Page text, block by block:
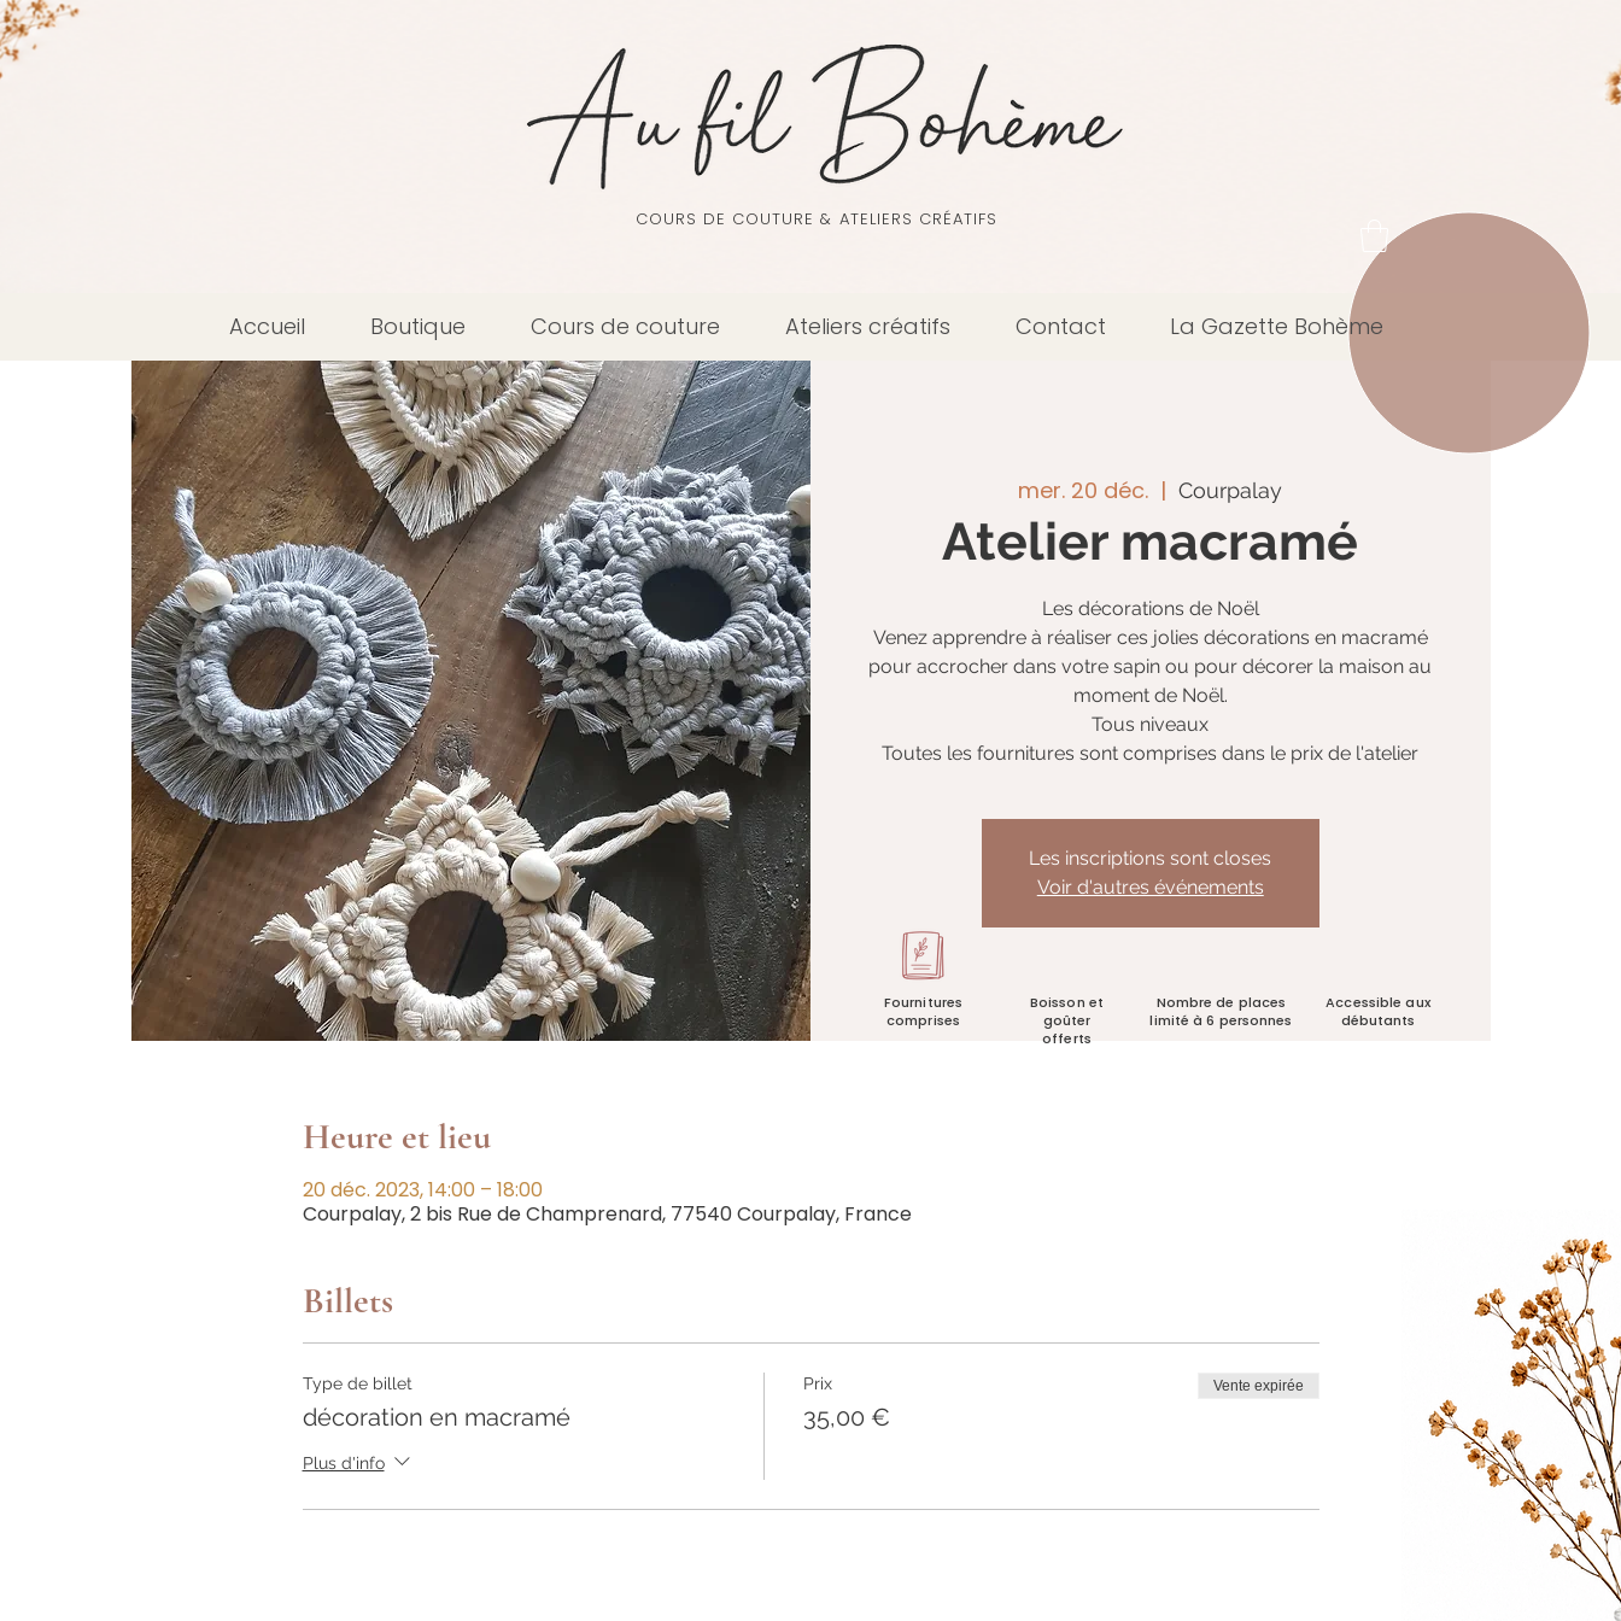
COURS DE COUTURE & ATELIERS CRÉATIFS
Accueil Boutique Cours de couture Ateliers créatifs Contact La Gazette Bohème
mer. 20 déc.
  |
Courpalay
Atelier macramé
Les décorations de Noël
Venez apprendre à réaliser ces jolies décorations en macramé
pour accrocher dans votre sapin ou pour décorer la maison au
moment de Noël.
Tous niveaux
Toutes les fournitures sont comprises dans le prix de l'atelier
Les inscriptions sont closes
Voir d'autres événements
Heure et lieu
20 déc. 2023, 14:00 – 18:00
Courpalay, 2 bis Rue de Champrenard, 77540 Courpalay, France
Billets
Type de billet
décoration en macramé
Plus d'info
Prix
35,00 €
Vente expirée
Fournitures
comprises
Boisson et
goûter
offerts
Nombre de places
limité à 6 personnes
Accessible aux
débutants